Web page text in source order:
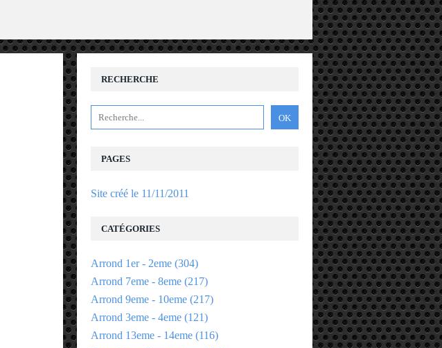
RECHERCHE
PAGES
Site créé le 11/11/2011
CATÉGORIES
Arrond 1er - 2eme (304)
Arrond 7eme - 8eme (217)
Arrond 9eme - 10eme (217)
Arrond 3eme - 4eme (121)
Arrond 13eme - 14eme (116)